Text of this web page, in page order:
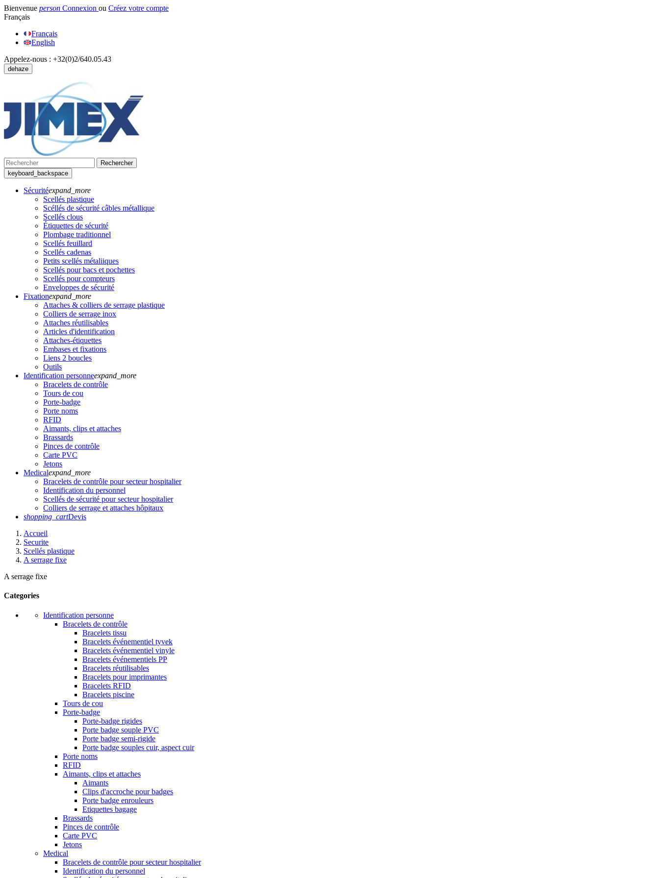
Bienvenue person Connexion ou Créez votre compte
Français
Français
English
Appelez-nous : +32(0)2/640.05.43
dehaze
Rechercher
keyboard_backspace
Sécuritéexpand_more
Scellés plastique
Scéllés de sécurité câbles métallique
Scellés clous
Étiquettes de sécurité
Plombage traditionnel
Scellés feuillard
Scellés cadenas
Petits scellés métaliiques
Scellés pour bacs et pochettes
Scellés pour compteurs
Enveloppes de sécurité
Fixationexpand_more
Attaches & colliers de serrage plastique
Colliers de serrage inox
Attaches réutilisables
Articles d'identification
Attaches-étiquettes
Embases et fixations
Liens 2 boucles
Outils
Identification personneexpand_more
Bracelets de contrôle
Tours de cou
Porte-badge
Porte noms
RFID
Aimants, clips et attaches
Brassards
Pinces de contrôle
Carte PVC
Jetons
Medicalexpand_more
Bracelets de contrôle pour secteur hospitalier
Identification du personnel
Scellés de sécurité pour secteur hospitalier
Colliers de serrage et attaches hôpitaux
shopping_cartDevis
Accueil
Securite
Scellés plastique
A serrage fixe
A serrage fixe
Categories
Identification personne
Bracelets de contrôle
Bracelets tissu
Bracelets événementiel tyvek
Bracelets événementiel vinyle
Bracelets événementiels PP
Bracelets réutilisables
Bracelets pour imprimantes
Bracelets RFID
Bracelets piscine
Tours de cou
Porte-badge
Porte-badge rigides
Porte badge souple PVC
Porte badge semi-rigide
Porte badge souples cuir, aspect cuir
Porte noms
RFID
Aimants, clips et attaches
Aimants
Clips d'accroche pour badges
Porte badge enrouleurs
Etiquettes bagage
Brassards
Pinces de contrôle
Carte PVC
Jetons
Medical
Bracelets de contrôle pour secteur hospitalier
Identification du personnel